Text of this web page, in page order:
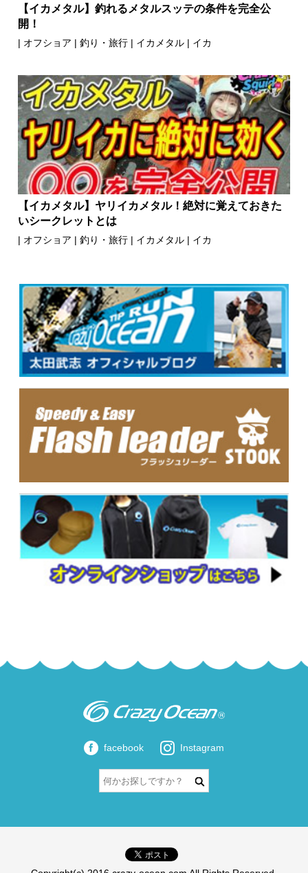
【イカメタル】釣れるメタルスッテの条件を完全公
開！
| オフショア |釣り・旅行 | イカメタル | イカ
【イカメタル】ヤリイカメタル！絶対に覚えておきた
いシークレットとは
| オフショア |釣り・旅行 | イカメタル | イカ
facebook Instagram